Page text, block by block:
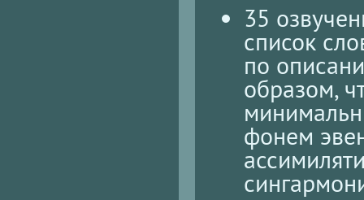
35
список
по
образом,
фонем